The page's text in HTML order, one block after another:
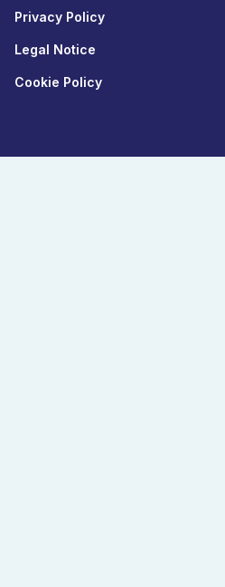
Privacy Policy
Legal Notice
Cookie Policy